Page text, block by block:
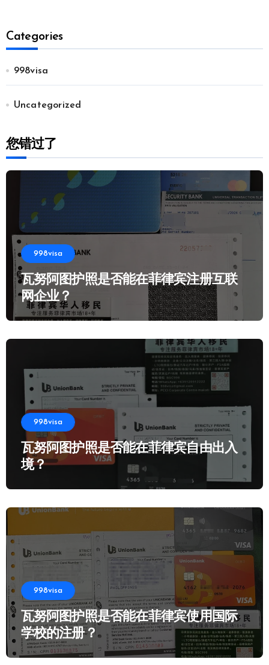
Categories
998visa
Uncategorized
您错过了
998visa
瓦努阿图护照是否能在菲律宾注册互联
网企业？
998visa
瓦努阿图护照是否能在菲律宾自由出入
境？
998visa
瓦努阿图护照是否能在菲律宾使用国际
学校的注册？